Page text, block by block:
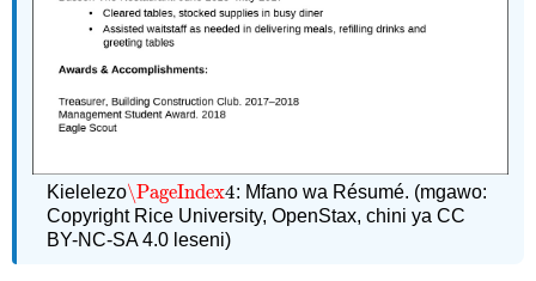
Kielelezo\PageIndex4
\PageIndex4: Mfano wa Résumé. (mgawo:
Copyright Rice University, OpenStax, chini ya CC
BY-NC-SA 4.0 leseni)